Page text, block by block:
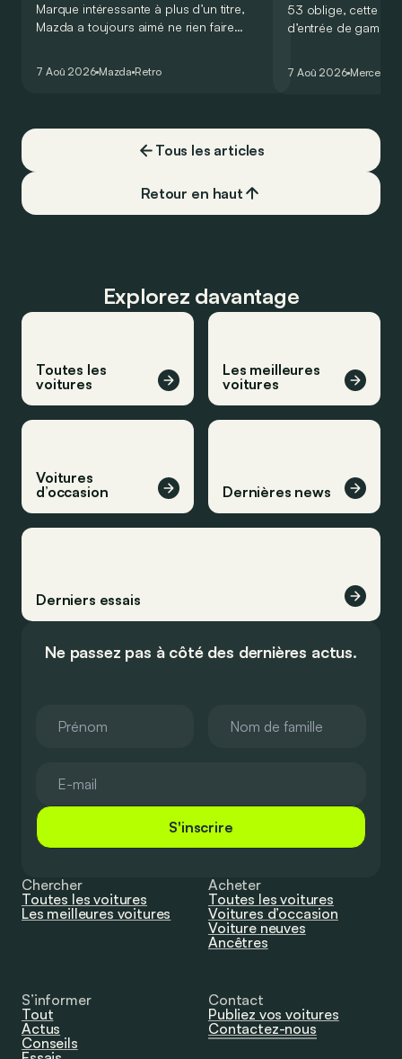
Marque intéressante à plus d’un titre,
Mazda a toujours aimé ne rien faire
de la plus belle des manières…
7 Aoû 2026 Mazda Retro
53 oblige, cette
d’entrée de
moins…
7 Aoû 2026 Mercedes
Tous les articles
Retour en haut
Explorez davantage
Toutes les
voitures
Les meilleures
voitures
Voitures
d’occasion
Dernières news
Derniers essais
Ne passez pas à côté des dernières actus.
S'inscrire
Chercher
Toutes les voitures
Les meilleures voitures
Acheter
Toutes les voitures
Voitures d’occasion
Voiture neuves
Ancêtres
S’informer
Tout
Actus
Conseils
Contact
Publiez vos voitures
Contactez-nous